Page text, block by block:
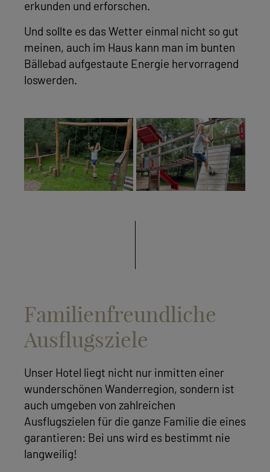
erkunden und erforschen.
Und sollte es das Wetter einmal nicht so gut
meinen, auch im Haus kann man im bunten
Bällebad aufgestaute Energie hervorragend
loswerden.
Familienfreundliche
Ausflugsziele
Unser Hotel liegt nicht nur inmitten einer
wunderschönen Wanderregion, sondern ist
auch umgeben von zahlreichen
Ausflugszielen für die ganze Familie die eines
garantieren: Bei uns wird es bestimmt nie
langweilig!